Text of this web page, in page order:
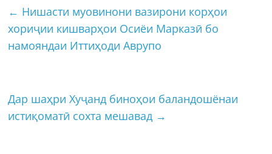
← Нишасти муовинони вазирони корҳои
хориҷии кишварҳои Осиёи Марказӣ бо
намояндаи Иттиҳоди Аврупо
Дар шаҳри Хуҷанд биноҳои баландошёнаи
истиқоматӣ сохта мешавад →